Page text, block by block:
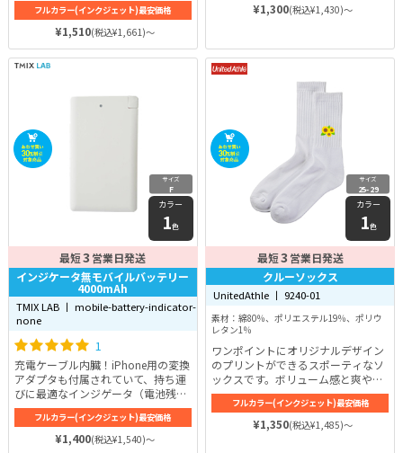
フルカラー(インクジェット)最安価格
¥1,510(税込¥1,661)～
¥1,300(税込¥1,430)～
サイズ
F
カラー
1色
最短3 営業日発送
インジケータ無モバイルバッテリー
4000mAh
TMIX LAB 丨 mobile-battery-indicator-
none
1
充電ケーブル内臓！iPhone用の変換
アダプタも付属されていて、持ち運
びに最適なインジゲータ（電池残量
表示）無しのモバイルバッテリーで
フルカラー(インクジェット)最安価格
¥1,400(税込¥1,540)～
サイズ
25-29
カラー
1色
最短3 営業日発送
クルーソックス
UnitedAthle 丨 9240-01
素材：綿80％、ポリエステル19％、ポリウ
レタン1％
ワンポイントにオリジナルデザイン
のプリントができるスポーティなソ
ックスです。ボリューム感と爽やか
さを兼ね揃えた独特な風合いが人気
の秘密♪抗菌・防臭効果のある糸を
使用して作られているため、臭いも
防いでくれます。
フルカラー(インクジェット)最安価格
¥1,350(税込¥1,485)～